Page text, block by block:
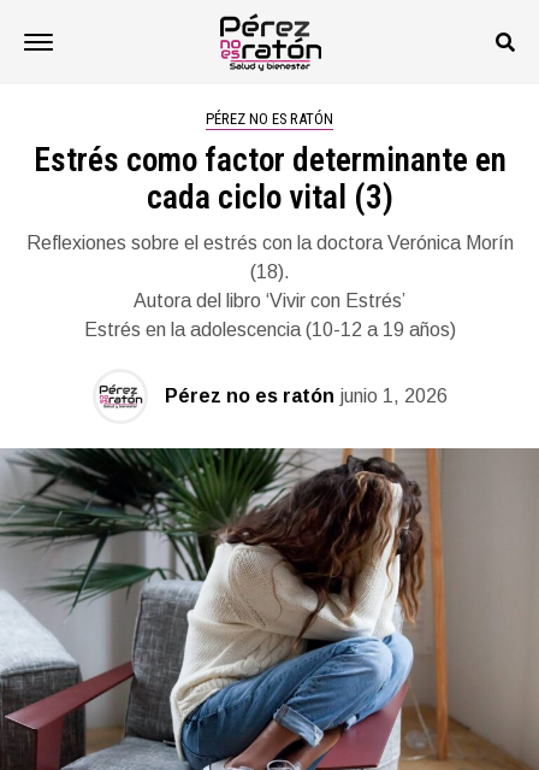
PÉREZ NO ES RATÓN
Estrés como factor determinante en
cada ciclo vital (3)
Reflexiones sobre el estrés con la doctora Verónica Morín
(18).
Autora del libro ‘Vivir con Estrés’
Estrés en la adolescencia (10-12 a 19 años)
Pérez no es ratón junio 1, 2026